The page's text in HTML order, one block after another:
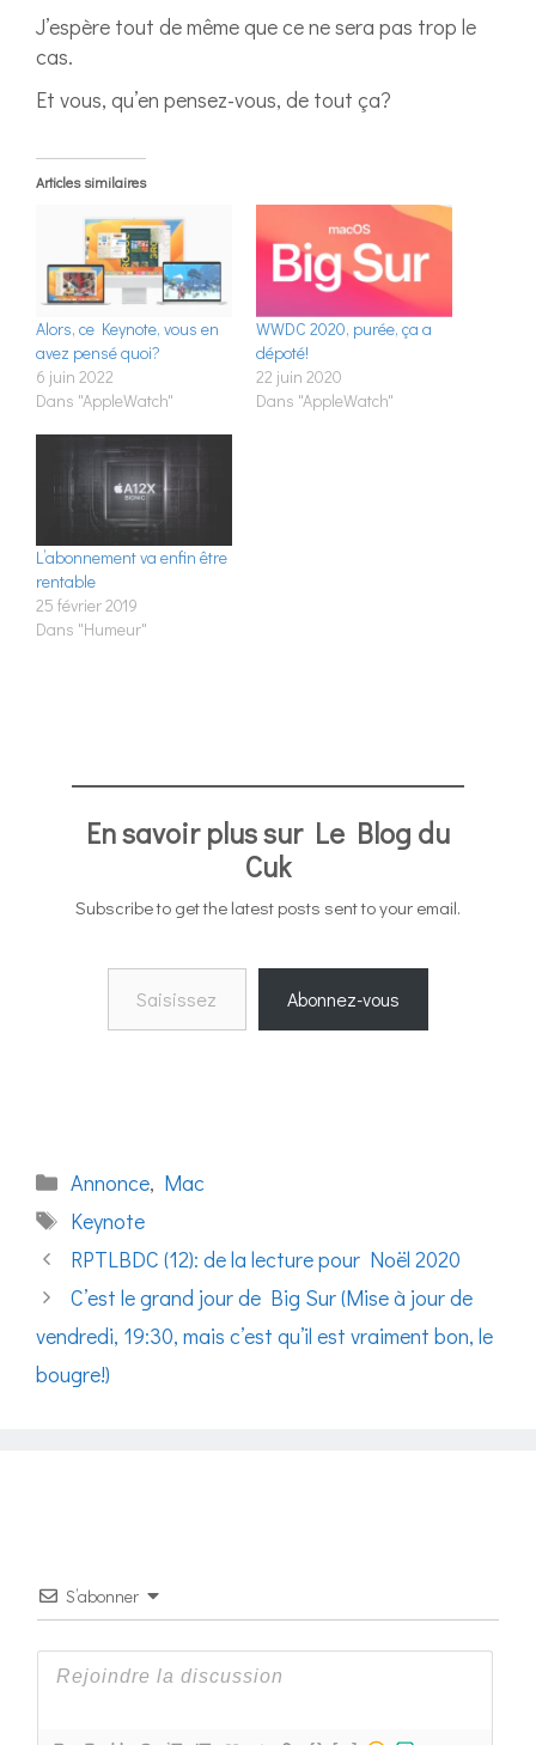
J’espère tout de même que ce ne sera pas trop le
cas.
Et vous, qu’en pensez-vous, de tout ça?
Articles similaires
Alors, ce Keynote, vous en
avez pensé quoi?
6 juin 2022
Dans "AppleWatch"
WWDC 2020, purée, ça a
dépoté!
22 juin 2020
Dans "AppleWatch"
L’abonnement va enfin être
rentable
25 février 2019
Dans "Humeur"
En savoir plus sur Le Blog du
Cuk
Subscribe to get the latest posts sent to your email.
Saisissez votre adresse e-mail…
Abonnez-vous
Catégories
Annonce, Mac
Étiquettes
Keynote
RPTLBDC (12): de la lecture pour Noël 2020
C’est le grand jour de Big Sur (Mise à jour de
vendredi, 19:30, mais c’est qu’il est vraiment bon, le
bougre!)
S’abonner